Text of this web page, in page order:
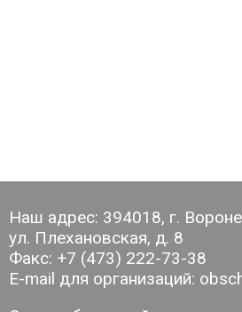
Наш адрес: 394018, г.
ул. Плехановская, д. 8
Факс: +7 (473) 222-73-38
E-mail для организаций: